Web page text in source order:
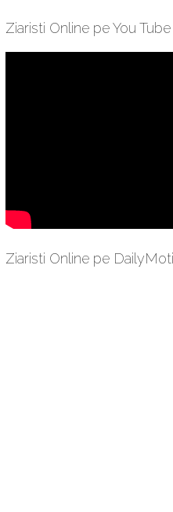
Ziaristi Online pe You Tube
Ziaristi Online pe